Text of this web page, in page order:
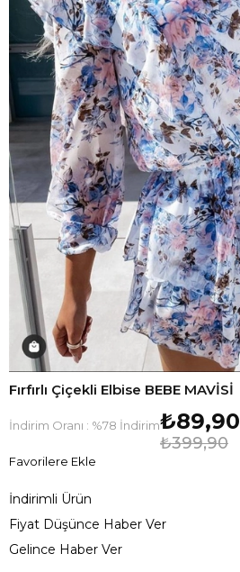
Fırfırlı Çiçekli Elbise BEBE MAVİSİ
İndirim Oranı : %78 İndirim
₺399,90
₺89,90
Favorilere Ekle
İndirimli Ürün
Fiyat Düşünce Haber Ver
Gelince Haber Ver